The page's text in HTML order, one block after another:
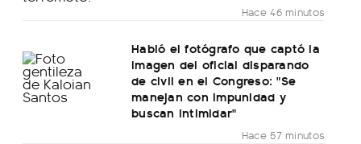
Hace 46 minutos
Habló el fotógrafo que captó la
imagen del oficial disparando
de civil en el Congreso: "Se
manejan con impunidad y
buscan intimidar"
Hace 57 minutos